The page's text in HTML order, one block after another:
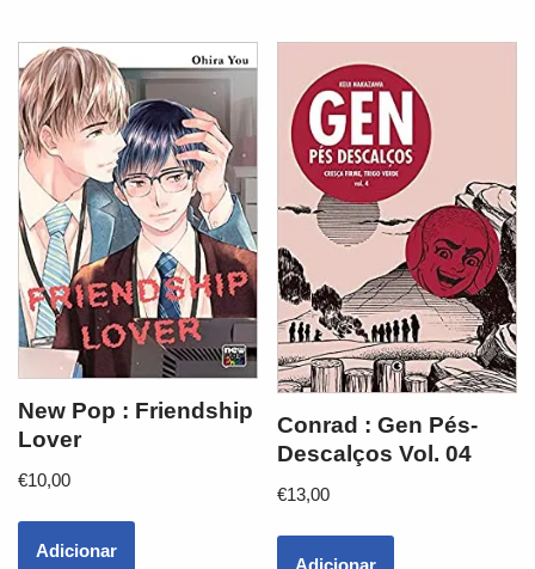
New Pop : Friendship
Lover
€10,00
Adicionar
Conrad : Gen Pés-
Descalços Vol. 04
€13,00
Adicionar